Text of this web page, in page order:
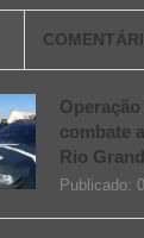
Operação
combate
Rio
Publicado: